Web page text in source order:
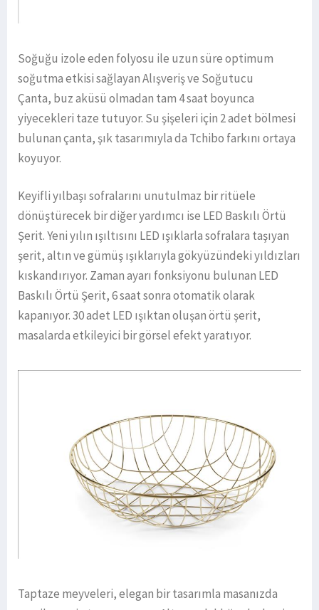
Soğuğu izole eden folyosu ile uzun süre optimum
soğutma etkisi sağlayan Alışveriş ve Soğutucu
Çanta, buz aküsü olmadan tam 4 saat boyunca
yiyecekleri taze tutuyor. Su şişeleri için 2 adet bölmesi
bulunan çanta, şık tasarımıyla da Tchibo farkını ortaya
koyuyor.
Keyifli yılbaşı sofralarını unutulmaz bir ritüele
dönüştürecek bir diğer yardımcı ise LED Baskılı Örtü
Şerit. Yeni yılın ışıltısını LED ışıklarla sofralara taşıyan
şerit, altın ve gümüş ışıklarıyla gökyüzündeki yıldızları
kıskandırıyor. Zaman ayarı fonksiyonu bulunan LED
Baskılı Örtü Şerit, 6 saat sonra otomatik olarak
kapanıyor. 30 adet LED ışıktan oluşan örtü şerit,
masalarda etkileyici bir görsel efekt yaratıyor.
Taptaze meyveleri, elegan bir tasarımla masanızda